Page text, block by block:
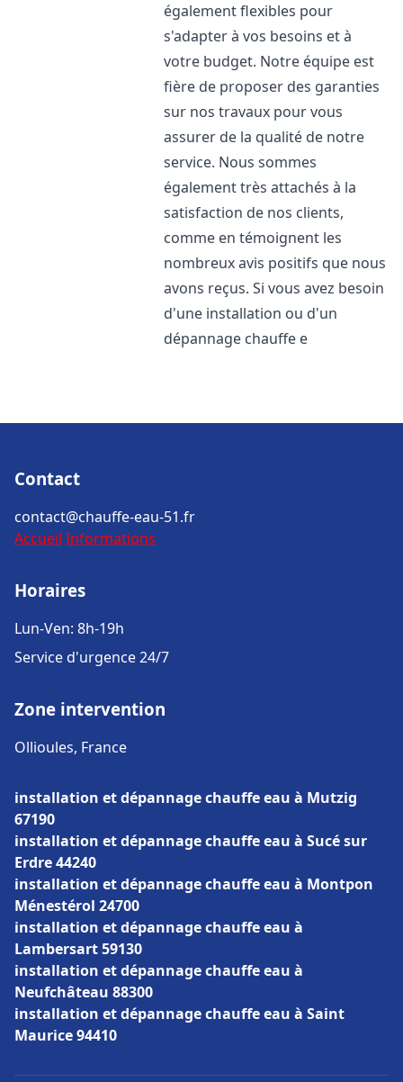
également flexibles pour
s'adapter à vos besoins et à
votre budget. Notre équipe est
fière de proposer des garanties
sur nos travaux pour vous
assurer de la qualité de notre
service. Nous sommes
également très attachés à la
satisfaction de nos clients,
comme en témoignent les
nombreux avis positifs que nous
avons reçus. Si vous avez besoin
d'une installation ou d'un
dépannage chauffe e
Contact
contact@chauffe-eau-51.fr
Accueil Informations
Horaires
Lun-Ven: 8h-19h
Service d'urgence 24/7
Zone intervention
Ollioules, France
installation et dépannage chauffe eau à Mutzig
67190
installation et dépannage chauffe eau à Sucé sur
Erdre 44240
installation et dépannage chauffe eau à Montpon
Ménestérol 24700
installation et dépannage chauffe eau à
Lambersart 59130
installation et dépannage chauffe eau à
Neufchâteau 88300
installation et dépannage chauffe eau à Saint
Maurice 94410